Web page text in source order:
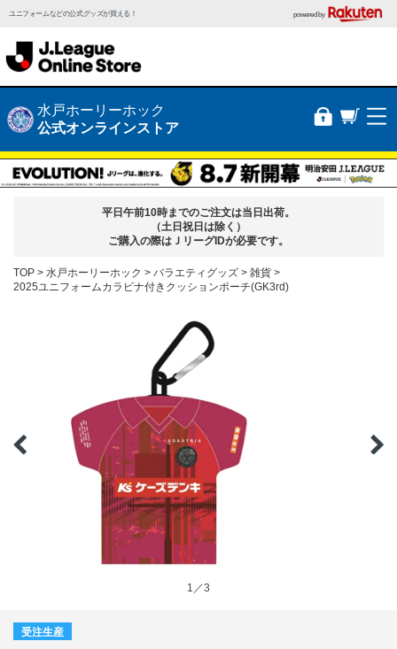
ユニフォームなどの公式グッズが買える！ powered by
水戸ホーリーホック
公式オンラインストア
平日午前10時までのご注文は当日出荷。
（土日祝日は除く）
ご購入の際はＪリーグIDが必要です。
TOP 水戸ホーリーホック バラエティグッズ
雑貨
2025ユニフォームカラビナ付きクッションポーチ(GK3rd)
1／3
受注生産